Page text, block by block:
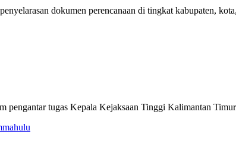
dokumen perencanaan di tingkat kabupaten,
tugas Kepala Kejaksaan Tinggi Kalimantan